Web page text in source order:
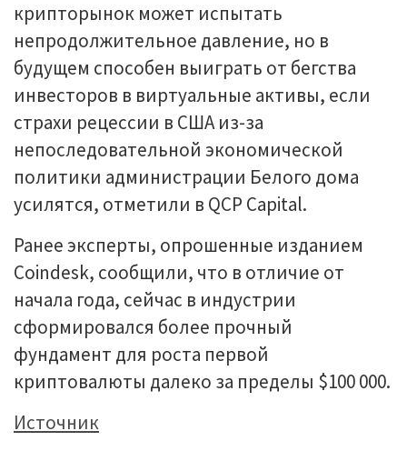
крипторынок может испытать
непродолжительное давление, но в
будущем способен выиграть от бегства
инвесторов в виртуальные активы, если
страхи рецессии в США из-за
непоследовательной экономической
политики администрации Белого дома
усилятся, отметили в QCP Capital.
Ранее эксперты, опрошенные изданием
Coindesk, сообщили, что в отличие от
начала года, сейчас в индустрии
сформировался более прочный
фундамент для роста первой
криптовалюты далеко за пределы $100 000.
Источник